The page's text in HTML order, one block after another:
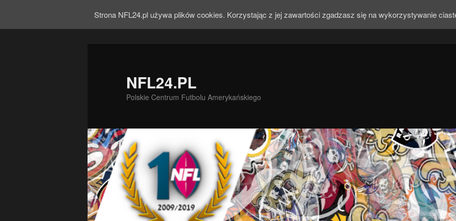
NFL24.PL
Polskie Centrum Futbolu Amerykańskiego
Strona NFL24.pl używa plików cookies. Korzystając z jej zawartości zgadzasz się na wykorzystywanie